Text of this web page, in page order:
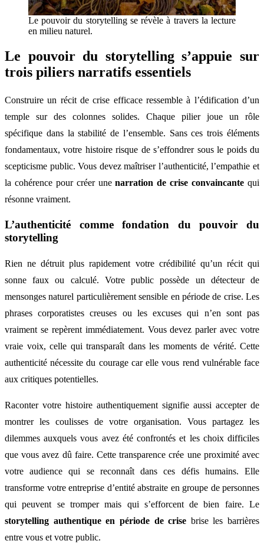
Le pouvoir du storytelling se révèle à travers la lecture
en milieu naturel.
Le pouvoir du storytelling s’appuie sur
trois piliers narratifs essentiels
Construire un récit de crise efficace ressemble à l’édification d’un
temple sur des colonnes solides. Chaque pilier joue un rôle
spécifique dans la stabilité de l’ensemble. Sans ces trois éléments
fondamentaux, votre histoire risque de s’effondrer sous le poids du
scepticisme public. Vous devez maîtriser l’authenticité, l’empathie et
la cohérence pour créer unenarration de crise convaincante qui
résonne vraiment.
L’authenticité comme fondation du pouvoir du
storytelling
Rien ne détruit plus rapidement votre crédibilité qu’un récit qui
sonne faux ou calculé. Votre public possède un détecteur de
mensonges naturel particulièrement sensible en période de crise. Les
phrases corporatistes creuses ou les excuses qui n’en sont pas
vraiment se repèrent immédiatement. Vous devez parler avec votre
vraie voix, celle qui transparaît dans les moments de vérité. Cette
authenticité nécessite du courage car elle vous rend vulnérable face
aux critiques potentielles.
Raconter votre histoire authentiquement signifie aussi accepter de
montrer les coulisses de votre organisation. Vous partagez les
dilemmes auxquels vous avez été confrontés et les choix difficiles
que vous avez dû faire. Cette transparence crée une proximité avec
votre audience qui se reconnaît dans ces défis humains. Elle
transforme votre entreprise d’entité abstraite en groupe de personnes
qui peuvent se tromper mais qui s’efforcent de bien faire. Le
storytelling authentique en période de crise brise les barrières
entre vous et votre public.